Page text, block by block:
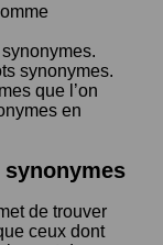
synonymes.
que l’on
en
synonymes
de trouver
ceux dont